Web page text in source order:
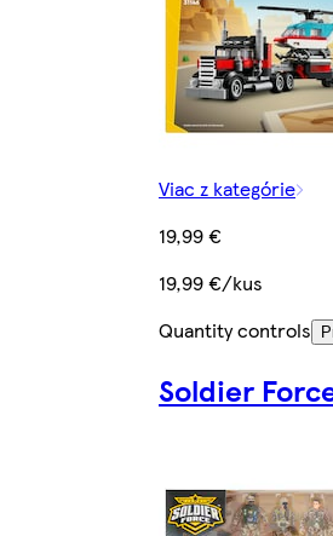
Viac z kategórie
19,99 €
19,99 €/kus
Quantity controls
Soldier